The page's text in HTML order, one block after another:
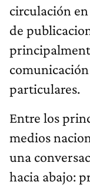
circulación en
de
particulares.
Entre los
medios
una
hacia abajo: